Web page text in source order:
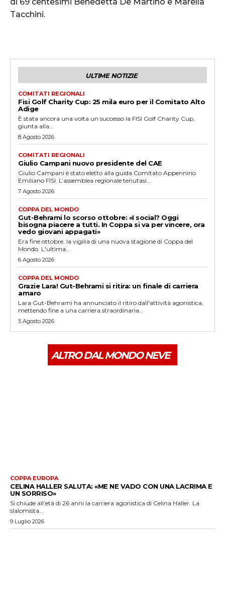
Tacchini.
ULTIME NOTIZIE
COMITATI REGIONALI
Fisi Golf Charity Cup: 25 mila euro per il Comitato Alto
Adige
È stata ancora una volta un successo la FISI Golf Charity Cup,
giunta alla...
8 Agosto 2026
COMITATI REGIONALI
Giulio Campani nuovo presidente del CAE
Giulio Campani è stato eletto alla guida Comitato Appennino
Emiliano FISI. L’assemblea regionale tenutasi...
7 Agosto 2026
COPPA DEL MONDO
Gut-Behrami lo scorso ottobre: «I social? Oggi
bisogna piacere a tutti. In Coppa si va per vincere, ora
vedo giovani appagati»
Era fine ottobre, la vigilia di una nuova stagione di Coppa del
Mondo. L'ultima...
6 Agosto 2026
COPPA DEL MONDO
Grazie Lara! Gut-Behrami si ritira: un finale di carriera
amaro
Lara Gut-Behrami ha annunciato il ritiro dall'attività agonistica,
mettendo fine a una carriera straordinaria...
5 Agosto 2026
ALTRO DAL MONDO NEVE
COPPA EUROPA
CELINA HALLER SALUTA: «ME NE VADO CON UNA LACRIMA E
UN SORRISO»
Si chiude all’età di 26 anni la carriera agonistica di Celina Haller. La
slalomista...
9 Luglio 2026